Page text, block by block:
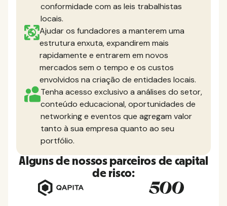
conformidade com as leis trabalhistas
locais.
Ajudar os fundadores a manterem uma
estrutura enxuta, expandirem mais
rapidamente e entrarem em novos
mercados sem o tempo e os custos
envolvidos na criação de entidades locais.
Tenha acesso exclusivo a análises do setor,
conteúdo educacional, oportunidades de
networking e eventos que agregam valor
tanto à sua empresa quanto ao seu
portfólio.
Alguns de nossos parceiros de capital
de risco: